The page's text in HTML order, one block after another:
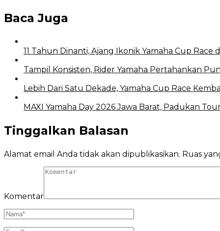
Baca Juga
11 Tahun Dinanti, Ajang Ikonik Yamaha Cup
Tampil Konsisten, Rider Yamaha Pertahankan
Lebih Dari Satu Dekade, Yamaha Cup Race
MAXI Yamaha Day 2026 Jawa Barat, Padukan
Tinggalkan Balasan
Alamat email Anda tidak akan dipublikasikan. Ruas
Komentar